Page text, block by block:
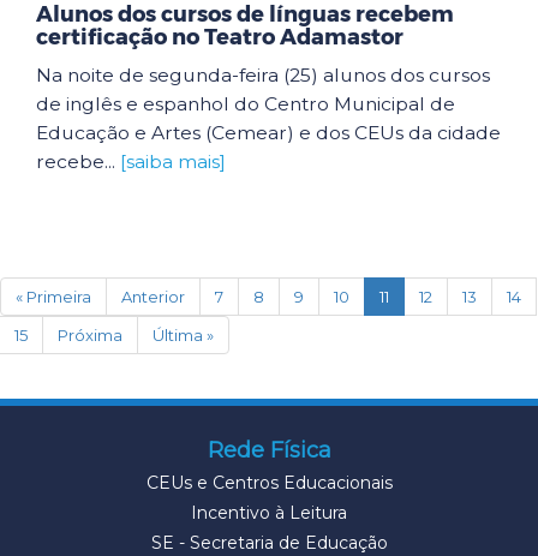
Alunos dos cursos de línguas recebem
certificação no Teatro Adamastor
Na noite de segunda-feira (25) alunos dos cursos
de inglês e espanhol do Centro Municipal de
Educação e Artes (Cemear) e dos CEUs da cidade
recebe... [saiba mais]
« Primeira Anterior 7 8 9 10 11 (current)
12 13
14
15
Próxima Última »
Rede Física
CEUs e Centros Educacionais
Incentivo à Leitura
SE - Secretaria de Educação